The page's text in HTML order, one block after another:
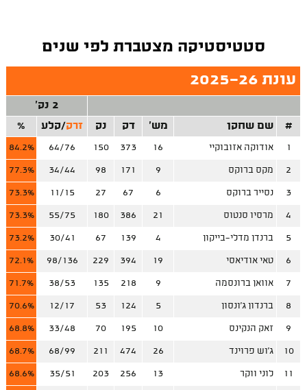
סטטיסטיקה מצטברת לפי שנים
עונת 2025-26
2 נק'
#
שם שחקן מש' דק נק זרק/קלע %
1 אודוקה אזובוקיי 16
373
150
64/76
84.2%
2 מקס ברוקס 9
171
98
34/44
77.3%
3 נסייר ברוקס 6
67
27
11/15
73.3%
4 מרסיו סנטוס 21
386
180
55/75
73.3%
5 ברנדן מדלי-בייקון 4
139
67
30/41
73.2%
6 טאי אודיאסי 19
394
229
98/136
72.1%
7 אוואן ברונסמה 9
218
135
38/53
71.7%
8 ברנדון ג'ונסון 5
124
53
12/17
70.6%
9 זאק הנקינס 10
195
70
33/48
68.8%
10 ג'וש פרוינד 26
474
211
68/99
68.7%
11 לוני ווקר 13
256
203
35/51
68.6%